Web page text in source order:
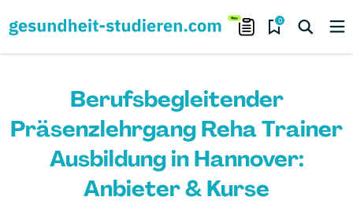
0
Berufsbegleitender
Präsenzlehrgang Reha Trainer
Ausbildung in Hannover:
Anbieter & Kurse